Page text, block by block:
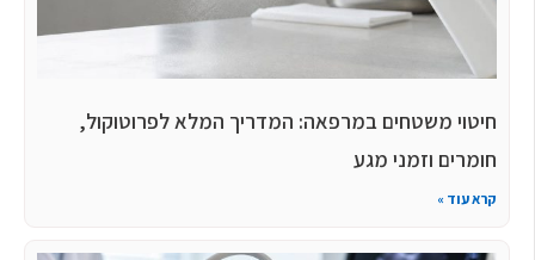
חיטוי משטחים במרפאה: המדריך המלא לפרוטוקול,
חומרים וזמני מגע
קרא עוד »